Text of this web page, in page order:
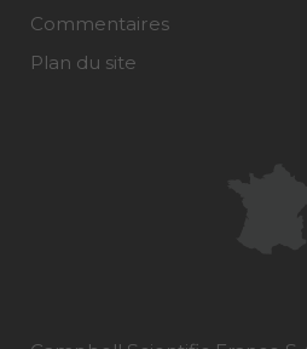
Commentaires
Plan du site